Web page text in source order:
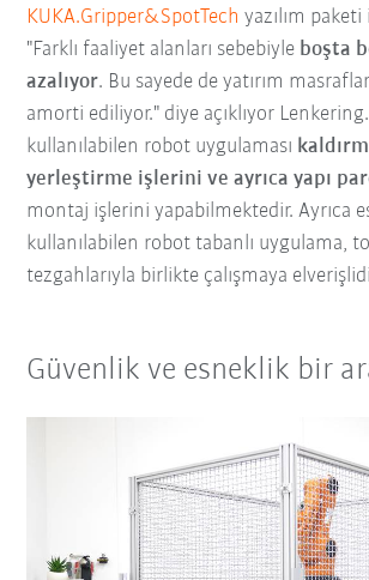
KUKA.Gripper&SpotTech yazılım paketi
"Farklı faaliyet alanları sebebiyle boşta
azalıyor. Bu sayede de yatırım
amorti ediliyor." diye açıklıyor Lenkering.
kullanılabilen robot uygulaması
yerleştirme işlerini ve ayrıca yapı
montaj işlerini yapabilmektedir. Ayrıca
kullanılabilen robot tabanlı uygulama,
tezgahlarıyla birlikte çalışmaya
Güvenlik ve esneklik bir